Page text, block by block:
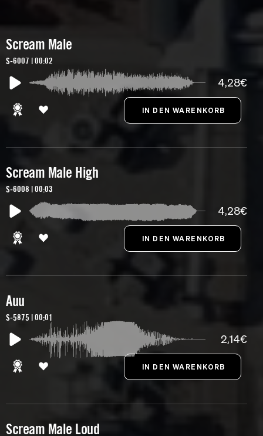
Scream Male
S-6007 | 00:02
4,28€
Scream Male High
S-6008 | 00:03
4,28€
Auu
S-5875 | 00:01
2,14€
Scream Male Loud